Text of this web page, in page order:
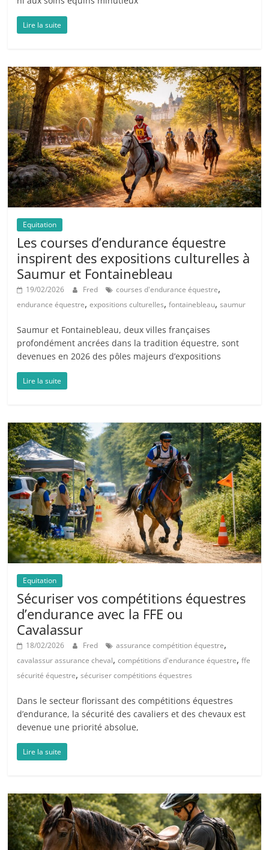
Lire la suite
Equitation
Les courses d’endurance équestre
inspirent des expositions culturelles à
Saumur et Fontainebleau
19/02/2026 Fred courses d'endurance équestre,
endurance équestre,expositions culturelles,fontainebleau,saumur
Saumur et Fontainebleau, deux villes françaises
profondément ancrées dans la tradition équestre, sont
devenues en 2026 des pôles majeurs d’expositions
Lire la suite
Equitation
Sécuriser vos compétitions équestres
d’endurance avec la FFE ou
Cavalassur
18/02/2026 Fred assurance compétition équestre,
cavalassur assurance cheval,compétitions d'endurance équestre,ffe
sécurité équestre,sécuriser compétitions équestres
Dans le secteur florissant des compétitions équestres
d’endurance, la sécurité des cavaliers et des chevaux est
devenue une priorité absolue,
Lire la suite